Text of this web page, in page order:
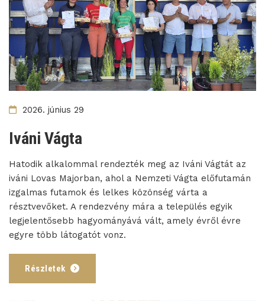
2026. június 29
Iváni Vágta
Hatodik alkalommal rendezték meg az Iváni Vágtát az
iváni Lovas Majorban, ahol a Nemzeti Vágta előfutamán
izgalmas futamok és lelkes közönség várta a
résztvevőket. A rendezvény mára a település egyik
legjelentősebb hagyományává vált, amely évről évre
egyre több látogatót vonz.
Részletek